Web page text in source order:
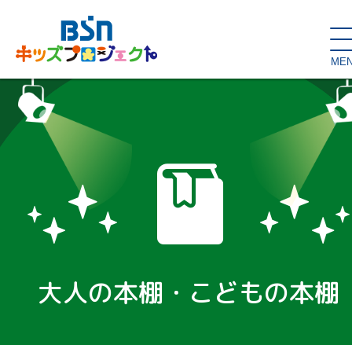
SDGs de
はぐくむコラム
キッズが主役！
親バカグラム キッズイベント
読み聞かせ・出前授業
スタジオ見学
ハロー
子育て応援隊！
お問い合わせ
大人の本棚・こどもの本棚